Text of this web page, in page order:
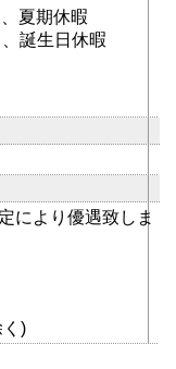
夏期休暇
誕生日休暇
により優遇致しま
)